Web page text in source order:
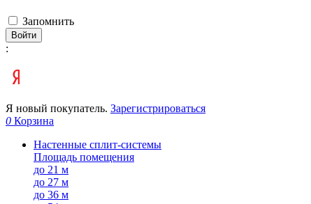
Запомнить
Войти
:
Я новый покупатель. Зарегистрироваться
0 Корзина
Настенные сплит-системы
Площадь помещения
до 21 м
до 27 м
до 36 м